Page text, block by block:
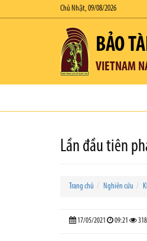
Chủ Nhật, 09/08/2026
BẢO
VIETNAM
Lần đầu tiên
Trang chủ Nghiên cứu
17/05/2021 09:21